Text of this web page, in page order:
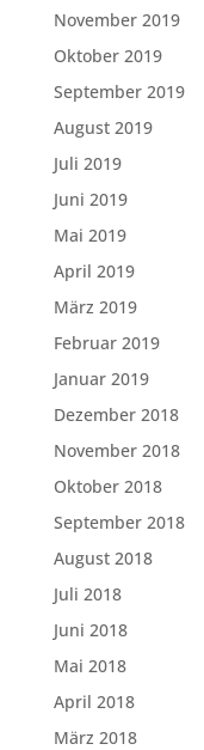
November 2019
Oktober 2019
September 2019
August 2019
Juli 2019
Juni 2019
Mai 2019
April 2019
März 2019
Februar 2019
Januar 2019
Dezember 2018
November 2018
Oktober 2018
September 2018
August 2018
Juli 2018
Juni 2018
Mai 2018
April 2018
März 2018